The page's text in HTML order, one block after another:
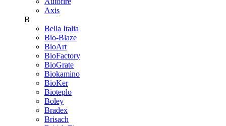
Axis
B
Bella Italia
Bio-Blaze
BioArt
BioFactory
BioGrate
Biokamino
BioKer
Bioteplo
Boley
Bradex
Brisach